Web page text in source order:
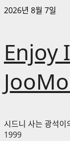
콘
로
바
기
2026년 8월 7일
Enjoy
시드니 사는 광석
1999